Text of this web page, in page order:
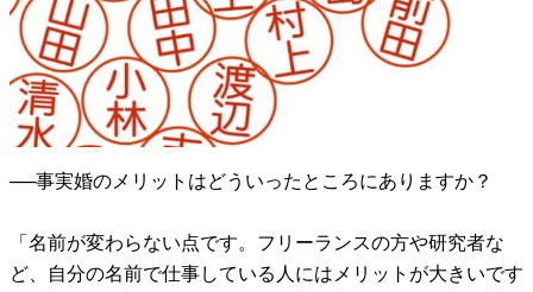
──事実婚のメリットはどういったところにありますか？
「名前が変わらない点です。フリーランスの方や研究者な
ど、自分の名前で仕事している人にはメリットが大きいです